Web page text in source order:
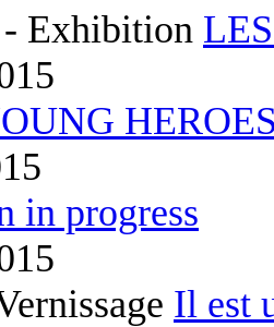
- Exhibition
in progress
Il est